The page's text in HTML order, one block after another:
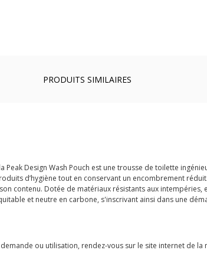
PRODUITS SIMILAIRES
Design Wash Pouch est une trousse de toilette
d’hygiène tout en conservant un encombrement
contenu. Dotée de matériaux résistants aux
et neutre en carbone, s'inscrivant ainsi dans une
ou utilisation, rendez-vous sur le site internet de la